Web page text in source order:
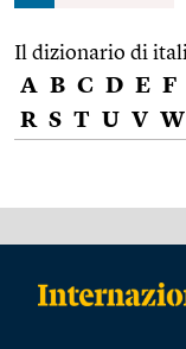
Il dizionario di
A B C D E F
R S T U V W